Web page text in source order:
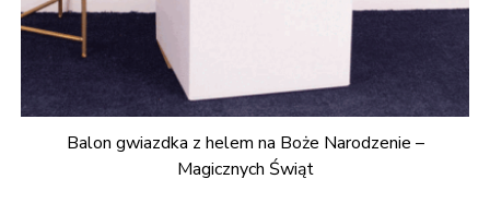
Balon gwiazdka z helem na Boże Narodzenie –
Magicznych Świąt